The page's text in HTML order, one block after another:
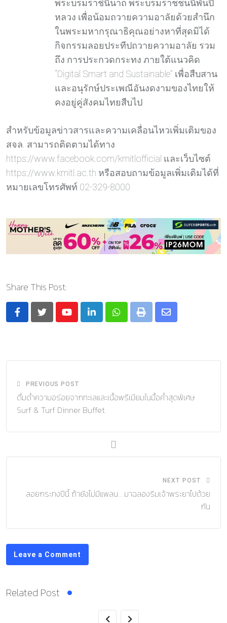
พระบรมราชินีนาถ พระบรมราชชนนีพันปี
หลวง เพื่อน้อมถวายความอาลัยด้วยสำนึก
ในพระมหากรุณาธิคุณอย่างหาที่สุดมิได้
กิจกรรมลอยประทีปถวายความอาลัย รวม
ถึง การประกวดกระทง ภายใต้แนวคิด
“Digital Smart and Sustainable” เพื่อสืบสาน
และอนุรักษ์ประเพณีอันงดงามของไทยให้
คงอยู่คู่สังคมไทยสืบไป
สำหรับข้อมูลข่าวสารและความเคลื่อนไหวเพิ่มเติมของ
สจล. สามารถติดตามได้ทาง
https://www.facebook.com/kmitlofficial และเว็บไซต์
https://www.kmitl.ac.th หรือสอบถามข้อมูลเพิ่มเติมได้ที่
หมายเลขโทรศัพท์ 02-329-8000
Share This Post:
YoutubeLinkedInWhatsapp
Print
Share
PREVIOUS POST
ดื่มด่ำความอร่อยจากทะเลและเนื้อพรีเมียมในมื้อค่ำสุดพิเศษ
Surf & Turf Dinner Buffet
NEXT POST
ลอยกระทงปีนี้ ถ้ายังไม่มีแพลน… มาฉลองริมเจ้าพระยาไปด้วย
กัน
Leave a Comment
Related Post